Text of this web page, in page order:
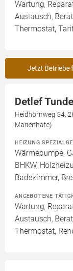
Wartung,
Austausch,
Thermostat,
Jetzt Betriebe
Detlef
Heidhörnweg 54,
Marienhafe)
HEIZUNG
Wärmepumpe,
BHKW,
Badezimmer,
ANGEBOTENE
Wartung,
Austausch,
Thermostat,